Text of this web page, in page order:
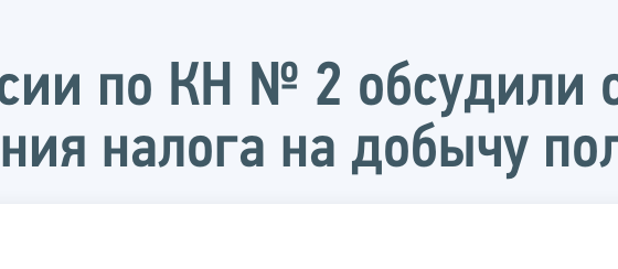
по КН № 2 обсудили
налога на добычу